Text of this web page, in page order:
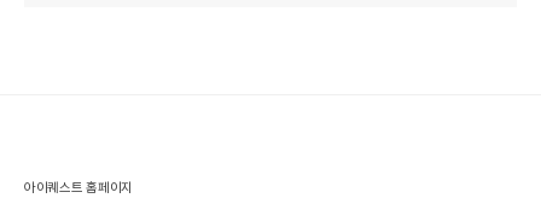
아이퀘스트 홈페이지